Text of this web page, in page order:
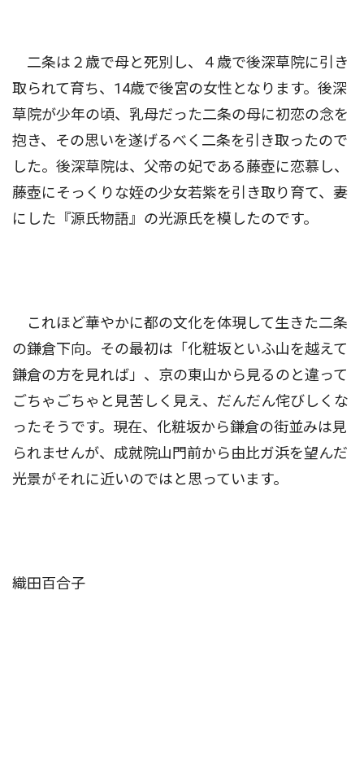
二条は２歳で母と死別し、４歳で後深草院に引き
取られて育ち、14歳で後宮の女性となります。後深
草院が少年の頃、乳母だった二条の母に初恋の念を
抱き、その思いを遂げるべく二条を引き取ったので
した。後深草院は、父帝の妃である藤壺に恋慕し、
藤壺にそっくりな姪の少女若紫を引き取り育て、妻
にした『源氏物語』の光源氏を模したのです。
これほど華やかに都の文化を体現して生きた二条
の鎌倉下向。その最初は「化粧坂といふ山を越えて
鎌倉の方を見れば」、京の東山から見るのと違って
ごちゃごちゃと見苦しく見え、だんだん侘びしくな
ったそうです。現在、化粧坂から鎌倉の街並みは見
られませんが、成就院山門前から由比ガ浜を望んだ
光景がそれに近いのではと思っています。
織田百合子